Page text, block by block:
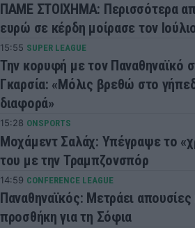
ΠΑΜΕ ΣΤΟΙΧΗΜΑ: Περισσότερα
ευρώ σε κέρδη μοίρασε τον
15:55 SUPER LEAGUE
Την κορυφή με τον Παναθηναϊκό
Γκαρσία: «Μόλις βρεθώ στο
διαφορά»
15:28 ONSPORTS
Μοχάμεντ Σαλάχ: Υπέγραψε το
του με την Τραμπζονσπόρ
14:59 CONFERENCE LEAGUE
Παναθηναϊκός: Μετράει απουσίες
προσθήκη για τη Σόφια